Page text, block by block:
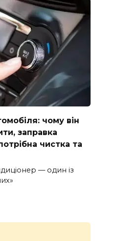
чому він
заправка
чистка та
— один із